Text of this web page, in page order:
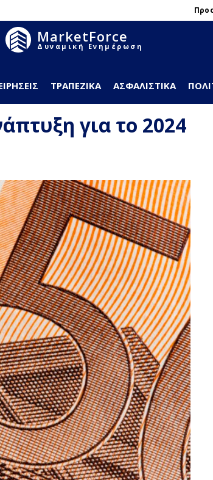
MarketForce
Δυναμική Ενημέρωση
ΤΡΑΠΕΖΙΚΆ ΑΣΦΑΛΙΣΤΙΚΆ
για το 2024